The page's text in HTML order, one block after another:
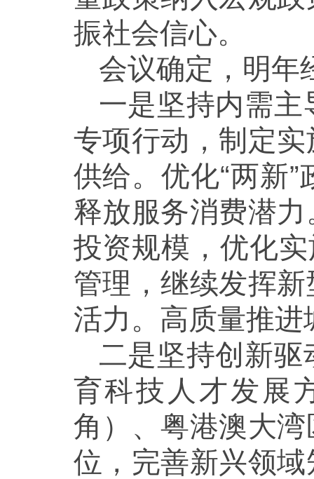
振社会信心。
会议确定，明年
一是坚持内需
专项行动，制定
供给。优化“两新
释放服务消费潜
投资规模，优化
管理，继续发挥
活力。高质量推进
二是坚持创新
育科技人才发展
角）、粤港澳大
位，完善新兴领